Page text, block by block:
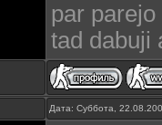
par
tad dabuji
Дата: Суббота,